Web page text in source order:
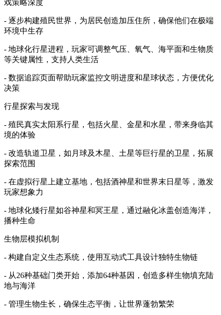
戏策略深度
- 逐步构建殖民世界，为居民创造加压住所，确保他们在极端
环境中生存
- 地球化行星进程，玩家可调整气压、氧气、海平面和生物质
等关键属性，支持人类生活
- 数据追踪页面帮助玩家监控文明进度和星球状态，方便优化
决策
行星探索与发现
- 殖民真实太阳系行星，包括火星、金星和水星，带来身临其
境的体验
- 改造轨道卫星，如月球及木星、土星等巨行星的卫星，拓展
探索范围
- 在虚拟行星上建立基地，包括酒神星和世界末日星等，激发
玩家想象力
- 地球化矮行星如谷神星和冥王星，通过融化冰盖创造海洋，
播种生命
生物层模拟机制
- 构建自定义生态系统，使用互动式工具设计独特生物链
- 从26种基础门类开始，添加64种基因，创造多样生物填充陆
地与海洋
- 管理生物生长，确保生态平衡，让世界蓬勃繁荣